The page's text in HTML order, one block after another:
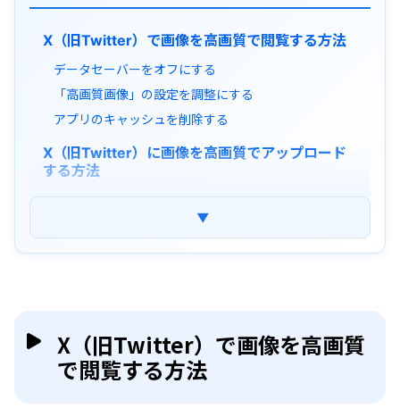
X（旧Twitter）で画像を高画質で閲覧する方法
データセーバーをオフにする
「高画質画像」の設定を調整にする
アプリのキャッシュを削除する
X（旧Twitter）に画像を高画質でアップロード
する方法
「画像を高画質でアップロード」をオンにする
投稿前に元画像の解像度を上げておく
画像サイズ・ファイルサイズを調整してから投稿する
データセーバーや低画質設定が有効になっている
画像サイズ・形式がX（旧Twitter）に最適化されてい
ない
▼
X（旧Twitter）で画像を高画質
で閲覧する方法